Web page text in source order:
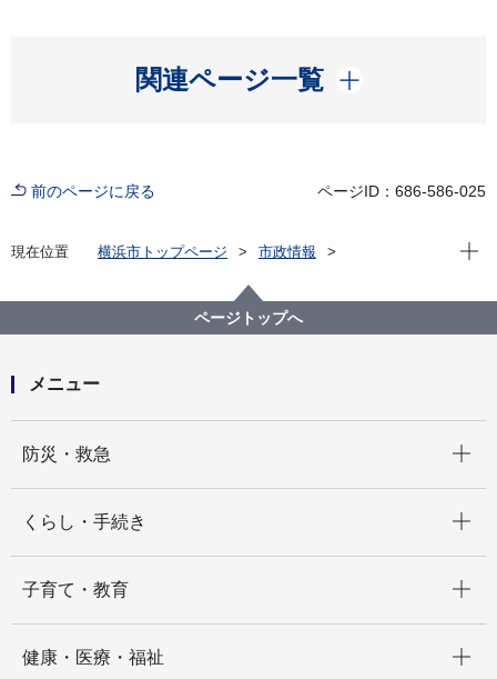
関連ページ一覧
開く
前のページに戻る ページID：686-586-025
現在位置 横浜市トップページ
市政情報
令和７年４月１日付け人事異動
現在
ページトップへ
メニュー
防災・救急
くらし・手続き
子育て・教育
健康・医療・福祉